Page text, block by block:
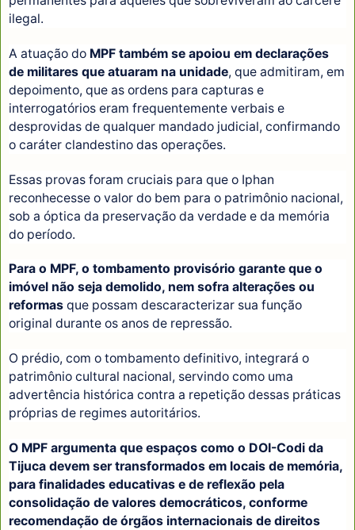
ilegal.
A atuação do MPF também se apoiou em declarações
de militares que atuaram na unidade, que admitiram, em
depoimento, que as ordens para capturas e
interrogatórios eram frequentemente verbais e
desprovidas de qualquer mandado judicial, confirmando
o caráter clandestino das operações.
Essas provas foram cruciais para que o Iphan
reconhecesse o valor do bem para o patrimônio nacional,
sob a óptica da preservação da verdade e da memória
do período.
Para o MPF, o tombamento provisório garante que o
imóvel não seja demolido, nem sofra alterações ou
reformas que possam descaracterizar sua função
original durante os anos de repressão.
O prédio, com o tombamento definitivo, integrará o
patrimônio cultural nacional, servindo como uma
advertência histórica contra a repetição dessas práticas
próprias de regimes autoritários.
O MPF argumenta que espaços como o DOI-Codi da
Tijuca devem ser transformados em locais de memória,
para finalidades educativas e de reflexão pela
consolidação de valores democráticos, conforme
recomendação de órgãos internacionais de direitos